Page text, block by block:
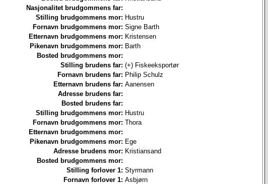
Nasjonalitet brudgommens far:
Stilling brudgommens mor: Hustru
Fornavn brudgommens mor: Signe Barth
Etternavn brudgommens mor: Kristensen
Pikenavn brudgommens mor: Barth
Bosted brudgommens mor:
Stilling brudens far: (+) Fiskeeksportør
Fornavn brudens far: Philip Schulz
Etternavn brudens far: Aanensen
Adresse brudens far:
Bosted brudens far:
Stilling brudgommens mor: Hustru
Fornavn brudgommens mor: Thora
Etternavn brudgommens mor:
Pikenavn brudgommens mor: Ege
Adresse brudens mor: Kristiansand
Bosted brudgommens mor:
Stilling forlover 1: Styrmann
Fornavn forlover 1: Asbjørn